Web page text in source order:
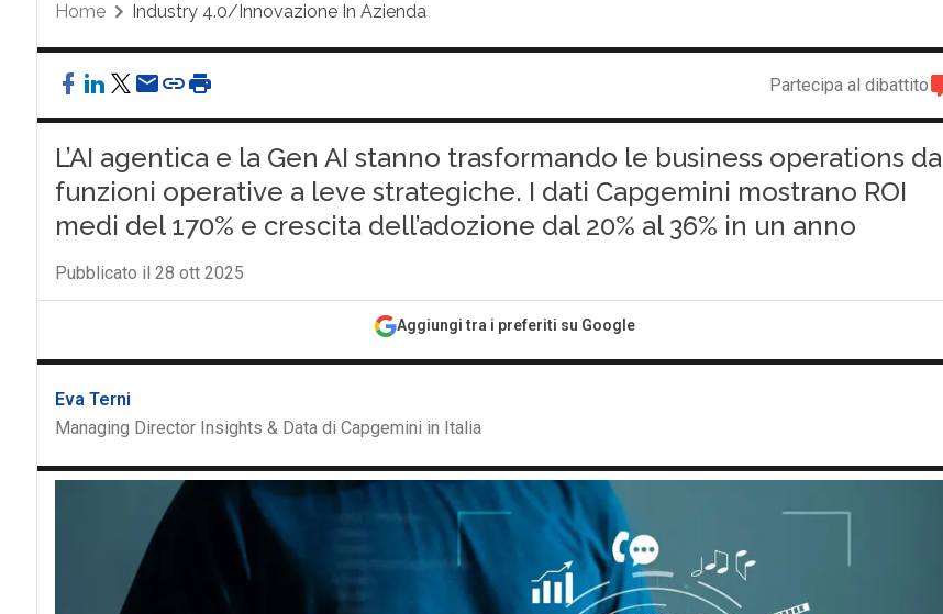
Home Industry 4.0/Innovazione In Azienda
Partecipa al dibattito
L’AI agentica e la Gen AI stanno trasformando le business operations da
funzioni operative a leve strategiche. I dati Capgemini mostrano ROI
medi del 170% e crescita dell’adozione dal 20% al 36% in un anno
Pubblicato il 28 ott 2025
Aggiungi tra i preferiti su Google
Eva Terni
Managing Director Insights & Data di Capgemini in Italia